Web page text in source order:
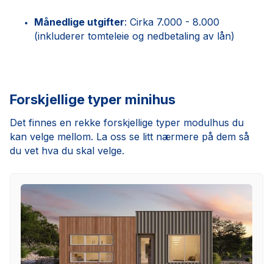
Månedlige utgifter: Cirka 7.000 - 8.000
(inkluderer tomteleie og nedbetaling av lån)
Forskjellige typer minihus
Det finnes en rekke forskjellige typer modulhus du
kan velge mellom. La oss se litt nærmere på dem så
du vet hva du skal velge.